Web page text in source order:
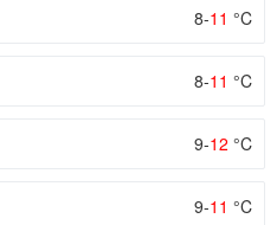
8-11 °C
8-11 °C
9-12 °C
9-11 °C